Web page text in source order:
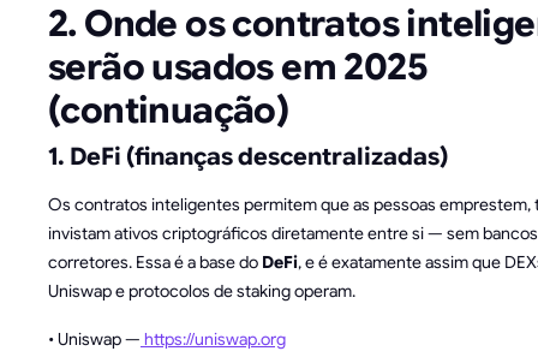
2. Onde os contratos
serão usados em 2025
(continuação)
1. DeFi (finanças descentralizadas)
Os contratos inteligentes permitem que as pessoas emprestem,
invistam ativos criptográficos diretamente entre si — sem
corretores. Essa é a base do DeFi, e é exatamente assim que
Uniswap e protocolos de staking operam.
• Uniswap — https://uniswap.org